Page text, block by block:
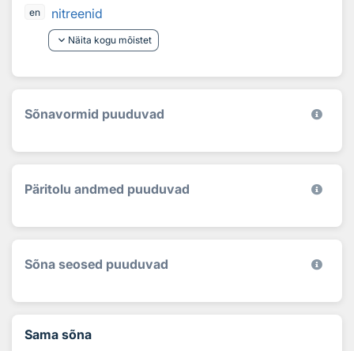
en
nitreenid
keyboard_arrow_down Näita kogu mõistet
Sõnavormid puuduvad
Päritolu andmed puuduvad
Sõna seosed puuduvad
Sama sõna